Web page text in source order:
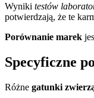
Wyniki testów
potwierdzają, że te
Porównanie marek
Specyficzne
Różne gatunki